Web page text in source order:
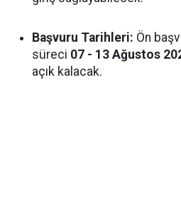
Başvuru Tarihleri: Ön
süreci 07 - 13 Ağustos
açık kalacak.